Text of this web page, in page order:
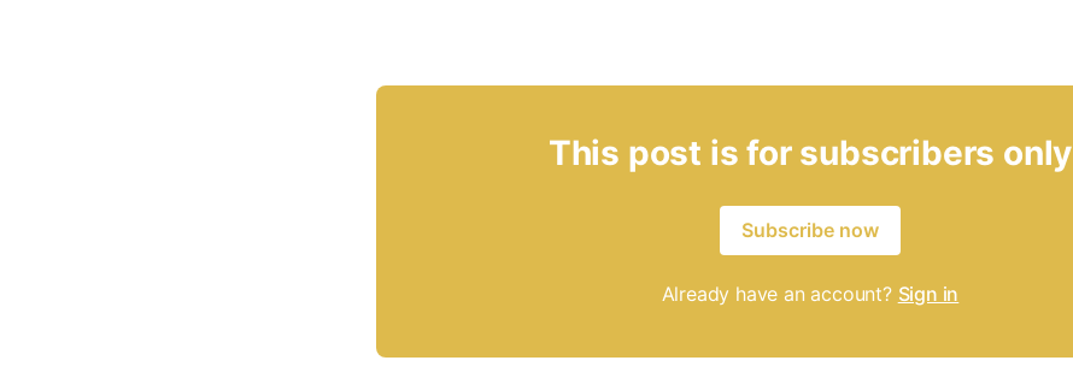
This post is for subscribers only
Subscribe now
Already have an account? Sign in